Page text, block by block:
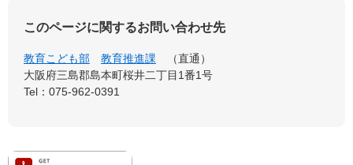
このページに関するお問い合わせ先
教育こども部 教育推進課
直通
大阪府三島郡島本町桜井二丁目1番1号
Tel：075-962-0391